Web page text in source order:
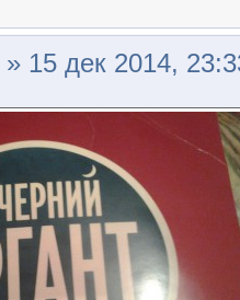
» 15 дек 2014,